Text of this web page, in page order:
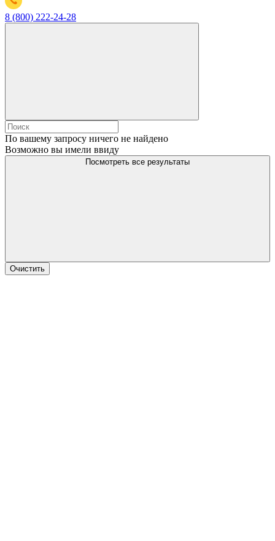
8 (800) 222-24-28
По вашему запросу ничего не найдено
Возможно вы имели ввиду
Посмотреть все результаты
Очистить